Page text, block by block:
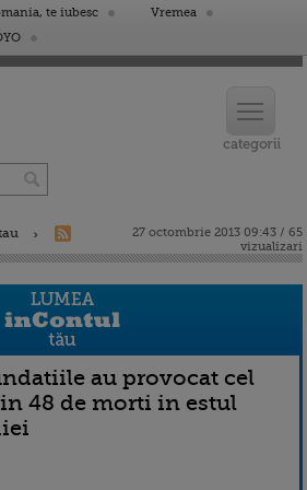
te iubesc
Vremea
27 octombrie 2013 09:43 / 65
vizualizari
au provocat cel
48 de morti in estul